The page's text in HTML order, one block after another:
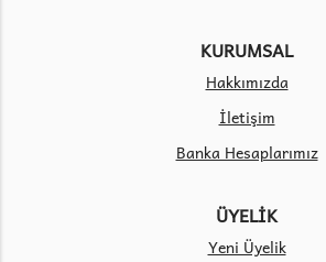
KURUMSAL
Hakkımızda
İletişim
Banka Hesaplarımız
ÜYELİK
Yeni Üyelik